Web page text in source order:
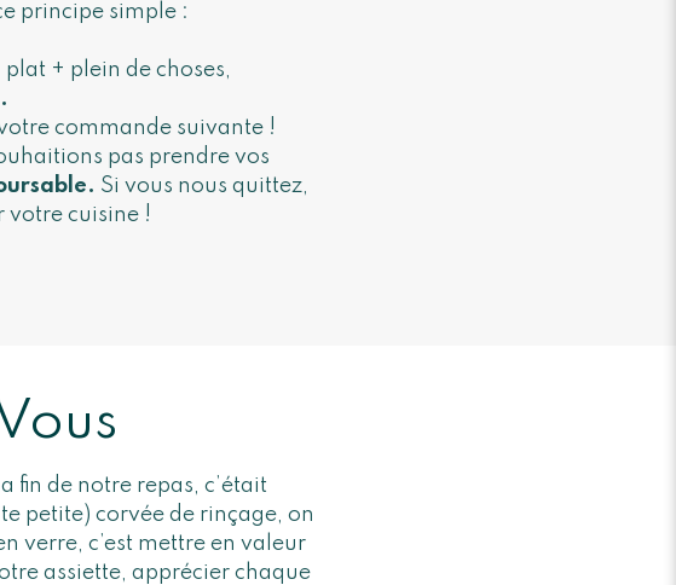
principe simple :
+ plein de choses,
commande suivante !
pas prendre vos
Si vous nous quittez,
votre cuisine !
fin de notre repas, c’était
petite) corvée de rinçage, on
verre, c’est mettre en valeur
assiette, apprécier chaque